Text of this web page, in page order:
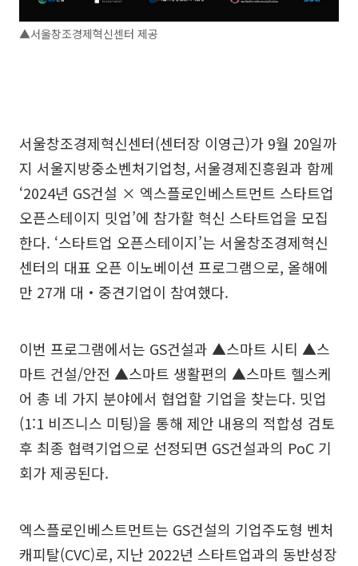
▲서울창조경제혁신센터 제공
서울창조경제혁신센터(센터장 이영근)가 9월 20일까
지 서울지방중소벤처기업청, 서울경제진흥원과 함께
‘2024년 GS건설 × 엑스플로인베스트먼트 스타트업
오픈스테이지 밋업’에 참가할 혁신 스타트업을 모집
한다. ‘스타트업 오픈스테이지’는 서울창조경제혁신
센터의 대표 오픈 이노베이션 프로그램으로, 올해에
만 27개 대‧중견기업이 참여했다.
이번 프로그램에서는 GS건설과 ▲스마트 시티 ▲스
마트 건설/안전 ▲스마트 생활편의 ▲스마트 헬스케
어 총 네 가지 분야에서 협업할 기업을 찾는다. 밋업
(1:1 비즈니스 미팅)을 통해 제안 내용의 적합성 검토
후 최종 협력기업으로 선정되면 GS건설과의 PoC 기
회가 제공된다.
엑스플로인베스트먼트는 GS건설의 기업주도형 벤처
캐피탈(CVC)로, 지난 2022년 스타트업과의 동반성장